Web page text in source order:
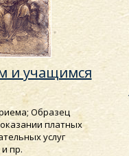
и учащимся
Образец
платных
услуг
и пр.